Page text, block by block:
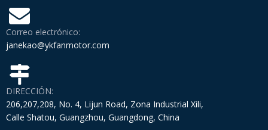
Correo electrónico:
janekao@ykfanmotor.com
DIRECCIÓN:
206,207,208, No. 4, Lijun Road, Zona Industrial Xili,
Calle Shatou, Guangzhou, Guangdong, China